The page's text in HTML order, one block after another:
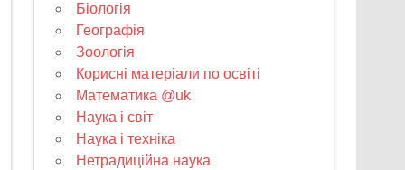
Біологія
Географія
Зоологія
Корисні матеріали по освіті
Математика @uk
Наука і світ
Наука і техніка
Нетрадиційна наука